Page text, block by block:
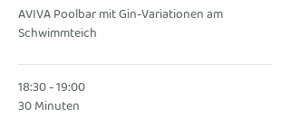
AVIVA Poolbar mit Gin-Variationen am
Schwimmteich
18:30 - 19:00
30 Minuten